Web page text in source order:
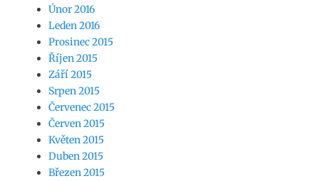
Únor 2016
Leden 2016
Prosinec 2015
Říjen 2015
Září 2015
Srpen 2015
Červenec 2015
Červen 2015
Květen 2015
Duben 2015
Březen 2015